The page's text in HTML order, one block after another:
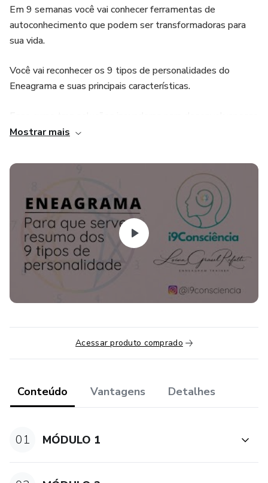
Em 9 semanas você vai conhecer ferramentas de
autoconhecimento que podem ser transformadoras para
sua vida.
Você vai reconhecer os 9 tipos de personalidades do
Eneagrama e suas principais características.
personalidade e transformar sua vida, melhorando seus
vida profissional e pessoal.
Toda pessoa que deseja se autoconhecer e desenvolver.
Gestores de equipe, empresários, autônomos, dirigentes
de entidades.
Aprenda sobre os diferentes perfis de pessoas e como
Conteúdo programático:
- Introdução
-9 Hamartias-Origem dos 7 Pecados Capitais
-Histórico do Eneagrama
Mostrar mais
Acessar produto comprado
Conteúdo Vantagens Detalhes
01 MÓDULO 1